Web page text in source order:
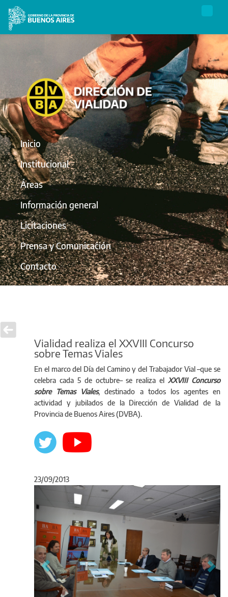
Inicio
Institucional
Áreas
Información general
Licitaciones
Prensa y Comunicación
Contacto
Vialidad realiza el XXVIII Concurso
sobre Temas Viales
En el marco del Día del Camino y del Trabajador Vial –que se
celebra cada 5 de octubre– se realiza el XXVIII Concurso
sobre Temas Viales, destinado a todos los agentes en
actividad y jubilados de la Dirección de Vialidad de la
Provincia de Buenos Aires (DVBA).
23/09/2013
Anterior